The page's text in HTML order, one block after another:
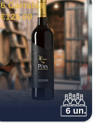
6 Garrafas
€125.00
6 un.